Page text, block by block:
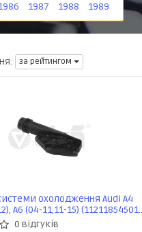
1987 1988 1989
за рейтингом
охолодження Audi A4
A6 (04-11,11-15) (11211854501)
0 відгуків